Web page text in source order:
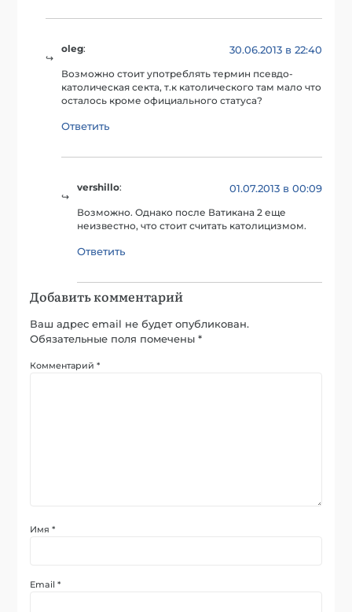
oleg: 30.06.2013 в 22:40
Возможно стоит употреблять термин псевдо-
католическая секта, т.к католического там мало что
осталось кроме официального статуса?
Ответить
vershillo: 01.07.2013 в 00:09
Возможно. Однако после Ватикана 2 еще
неизвестно, что стоит считать католицизмом.
Ответить
Добавить комментарий
Ваш адрес email не будет опубликован.
Обязательные поля помечены*
Комментарий*
Имя*
Email*